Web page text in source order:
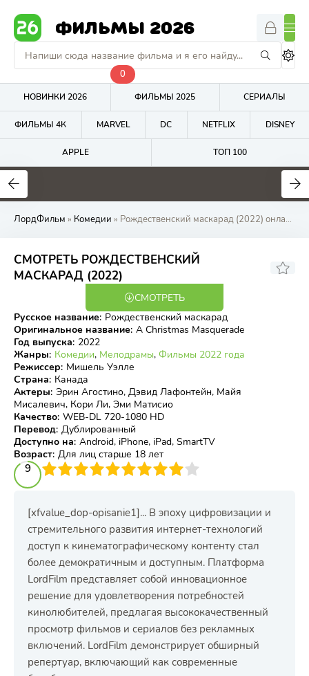
ФИЛЬМЫ 2026
НОВИНКИ 2026
0
ФИЛЬМЫ 2025 СЕРИАЛЫ
ФИЛЬМЫ 4К MARVEL DC NETFLIX DISNEY
APPLE ТОП 100
7.4
ЛордФильм » Комедии » Рождественский маскарад (2022) онлайн в качестве на ЛордФильм
СМОТРЕТЬ РОЖДЕСТВЕНСКИЙ
МАСКАРАД (2022)
6.42
СМОТРЕТЬ
Русское название: Рождественский маскарад
Оригинальное название: A Christmas Masquerade
Год выпуска: 2022
Жанры: Комедии, Мелодрамы, Фильмы 2022 года
Режиссер: Мишель Уэлле
Страна: Канада
Актеры: Эрин Агостино, Дэвид Лафонтейн, Майя
Мисалевич, Кори Ли, Эми Матисио
Качество: WEB-DL 720-1080 HD
Перевод: Дублированный
Доступно на: Android, iPhone, iPad, SmartTV
Возраст: Для лиц старше 18 лет
9
4 5 6 7 8 9 10
[xfvalue_dop-opisanie1]... В эпоху цифровизации и
стремительного развития интернет-технологий
доступ к кинематографическому контенту стал
более демократичным и доступным. Платформа
LordFilm представляет собой инновационное
решение для удовлетворения потребностей
кинолюбителей, предлагая высококачественный
просмотр фильмов и сериалов без рекламных
включений. LordFilm демонстрирует обширный
репертуар, включающий как современные